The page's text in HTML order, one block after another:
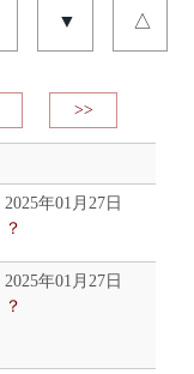
▼ △
>>
2025年01月27日
？
2025年01月27日
？